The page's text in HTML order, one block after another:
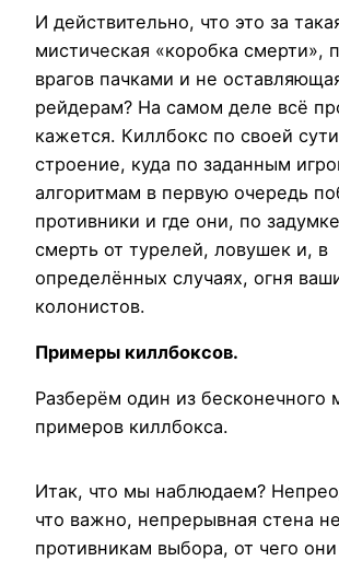
И действительно, что это за
мистическая «коробка смерти»,
врагов пачками и не
рейдерам? На самом деле всё
кажется. Киллбокс по своей
строение, куда по заданным
алгоритмам в первую очередь
противники и где они, по
смерть от турелей, ловушек и, в
определённых случаях, огня
колонистов.
Примеры киллбоксов.
Разберём один из бесконечного
примеров киллбокса.
Итак, что мы наблюдаем?
что важно, непрерывная стена
противникам выбора, от чего